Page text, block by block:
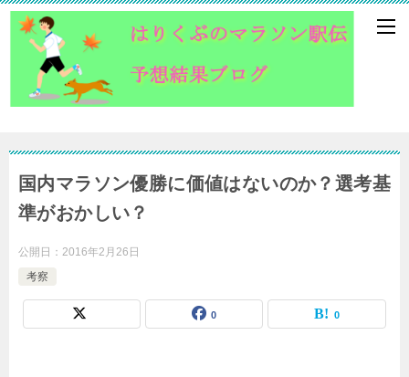
国内マラソン優勝に価値はないのか？選考基
準がおかしい？
公開日： 2016年2月26日
考察
0 0